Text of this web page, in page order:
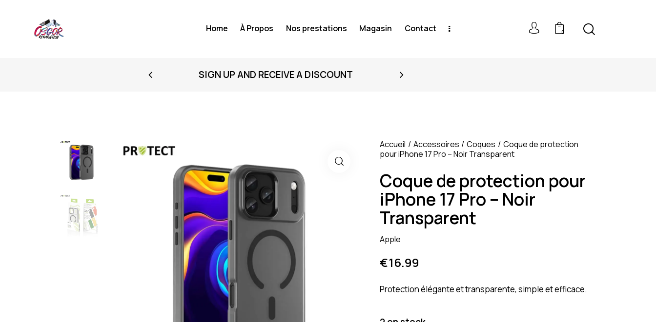
Home À Propos Nos prestations Magasin Contact 0
SIGN UP AND RECEIVE A DISCOUNT
Accueil Accessoires Coques
Coque de protection
pour iPhone 17 Pro – Noir Transparent
Coque de protection pour
iPhone 17 Pro – Noir
Transparent
Apple
€16.99
Protection élégante et transparente, simple et efficace.